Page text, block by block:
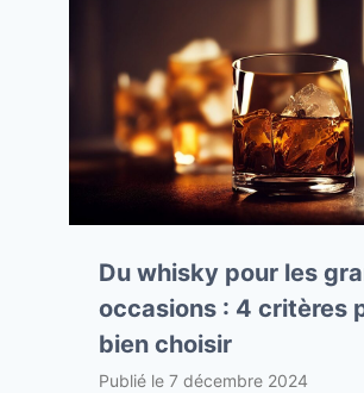
Du whisky pour les
occasions : 4 critères
bien choisir
Publié le7 décembre 2024